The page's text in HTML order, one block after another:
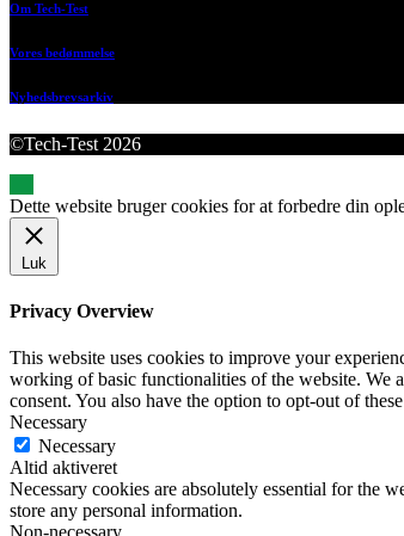
Om Tech-Test
Vores bedømmelse
Nyhedsbrevsarkiv
©Tech-Test 2026
Dette website bruger cookies for at forbedre din
Luk
Privacy Overview
This website uses cookies to improve your
working of basic functionalities of the website. We
consent. You also have the option to opt-out of
Necessary
Necessary
Altid aktiveret
Necessary cookies are absolutely essential for the
store any personal information.